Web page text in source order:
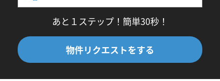
あと１ステップ！簡単30秒！
物件リクエストをする